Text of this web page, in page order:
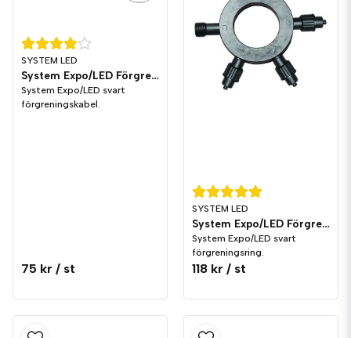
SYSTEM LED
System Expo/LED Förgrening T Svart
System Expo/LED svart
förgreningskabel.
75 kr / st
SYSTEM LED
System Expo/LED Förgrening Ring Svart
System Expo/LED svart
förgreningsring.
118 kr / st